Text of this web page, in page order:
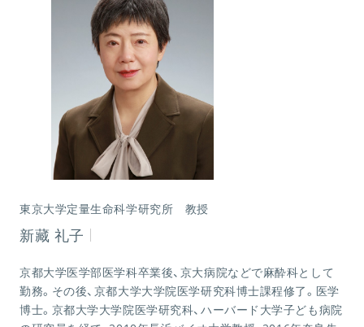
東京大学定量生命科学研究所 教授
新藏 礼子
京都大学医学部医学科卒業後、京大病院などで麻酔科として
勤務。その後、京都大学大学院医学研究科博士課程修了。医学
博士。京都大学大学院医学研究科、ハーバード大学子ども病院